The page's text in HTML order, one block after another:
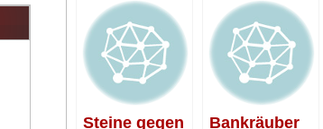
Steine gegen
Bankräuber